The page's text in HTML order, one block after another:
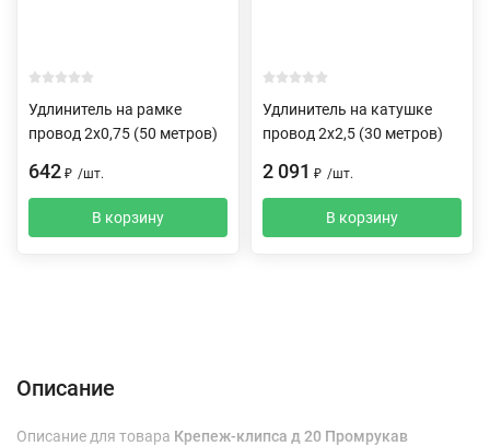
Удлинитель на рамке
провод 2х0,75 (50 метров)
642 ₽ /шт.
В корзину
Удлинитель на катушке
провод 2х2,5 (30 метров)
2 091 ₽ /шт.
В корзину
Описание
Описание для товара Крепеж-клипса д 20 Промрукав